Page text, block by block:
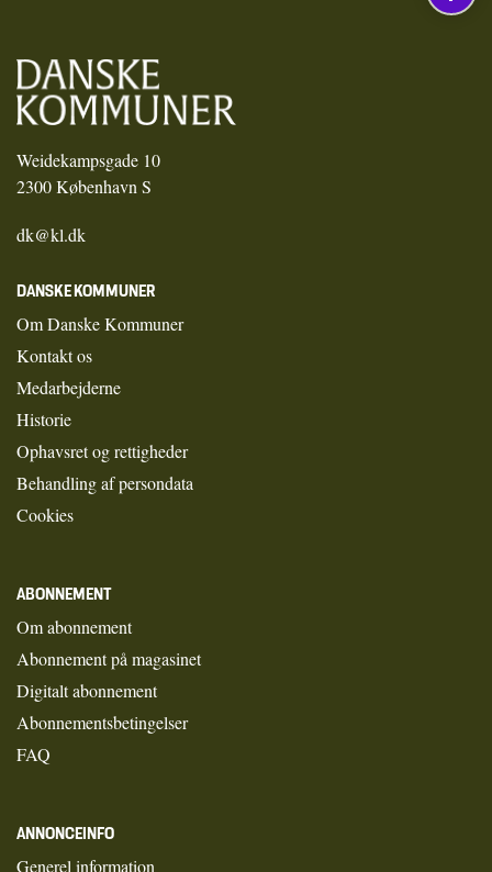
Weidekampsgade 10
2300 København S
dk@kl.dk
DANSKE KOMMUNER
Om Danske Kommuner
Kontakt os
Medarbejderne
Historie
Ophavsret og rettigheder
Behandling af persondata
Cookies
ABONNEMENT
Om abonnement
Abonnement på magasinet
Digitalt abonnement
Abonnementsbetingelser
FAQ
ANNONCEINFO
Generel information